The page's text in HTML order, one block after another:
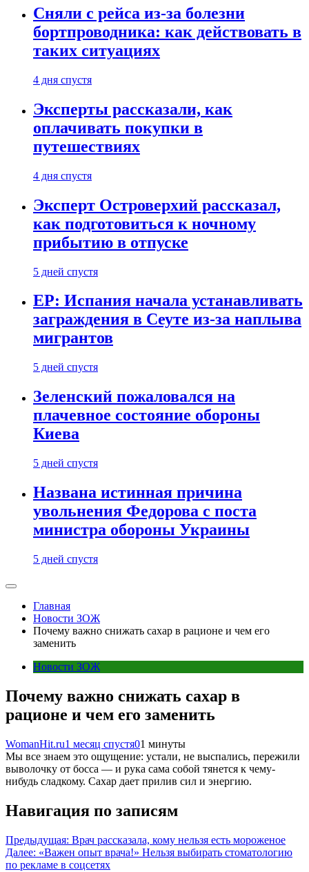
Сняли с рейса из-за болезни
бортпроводника: как действовать в
таких ситуациях
4 дня спустя
Эксперты рассказали, как
оплачивать покупки в
путешествиях
4 дня спустя
Эксперт Островерхий рассказал,
как подготовиться к ночному
прибытию в отпуске
5 дней спустя
EP: Испания начала устанавливать
заграждения в Сеуте из-за наплыва
мигрантов
5 дней спустя
Зеленский пожаловался на
плачевное состояние обороны
Киева
5 дней спустя
Названа истинная причина
увольнения Федорова с поста
министра обороны Украины
5 дней спустя
Главная
Новости ЗОЖ
Почему важно снижать сахар в рационе и чем его
заменить
Новости ЗОЖ
Почему важно снижать сахар в
рационе и чем его заменить
WomanHit.ru1 месяц спустя01 минуты
Мы все знаем это ощущение: устали, не выспались, пережили
выволочку от босса — и рука сама собой тянется к чему-
нибудь сладкому. Сахар дает прилив сил и энергию.
Навигация по записям
Предыдущая: Врач рассказала, кому нельзя есть мороженое
Далее: «Важен опыт врача!» Нельзя выбирать стоматологию
по рекламе в соцсетях